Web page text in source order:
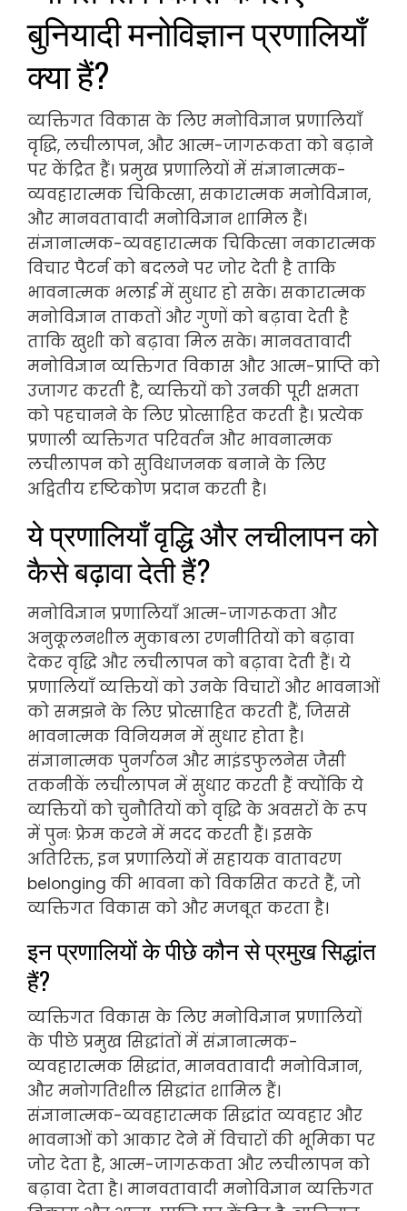
बुनियादी मनोविज्ञान प्रणालियाँ
क्या हैं?
व्यक्तिगत विकास के लिए मनोविज्ञान प्रणालियाँ
वृद्धि, लचीलापन, और आत्म-जागरूकता को बढ़ाने
पर केंद्रित हैं। प्रमुख प्रणालियों में संज्ञानात्मक-
व्यवहारात्मक चिकित्सा, सकारात्मक मनोविज्ञान,
और मानवतावादी मनोविज्ञान शामिल हैं।
संज्ञानात्मक-व्यवहारात्मक चिकित्सा नकारात्मक
विचार पैटर्न को बदलने पर जोर देती है ताकि
भावनात्मक भलाई में सुधार हो सके। सकारात्मक
मनोविज्ञान ताकतों और गुणों को बढ़ावा देती है
ताकि खुशी को बढ़ावा मिल सके। मानवतावादी
मनोविज्ञान व्यक्तिगत विकास और आत्म-प्राप्ति को
उजागर करती है, व्यक्तियों को उनकी पूरी क्षमता
को पहचानने के लिए प्रोत्साहित करती है। प्रत्येक
प्रणाली व्यक्तिगत परिवर्तन और भावनात्मक
लचीलापन को सुविधाजनक बनाने के लिए
अद्वितीय दृष्टिकोण प्रदान करती है।
ये प्रणालियाँ वृद्धि और लचीलापन को
कैसे बढ़ावा देती हैं?
मनोविज्ञान प्रणालियाँ आत्म-जागरूकता और
अनुकूलनशील मुकाबला रणनीतियों को बढ़ावा
देकर वृद्धि और लचीलापन को बढ़ावा देती हैं। ये
प्रणालियाँ व्यक्तियों को उनके विचारों और भावनाओं
को समझने के लिए प्रोत्साहित करती हैं, जिससे
भावनात्मक विनियमन में सुधार होता है।
संज्ञानात्मक पुनर्गठन और माइंडफुलनेस जैसी
तकनीकें लचीलापन में सुधार करती हैं क्योंकि ये
व्यक्तियों को चुनौतियों को वृद्धि के अवसरों के रूप
में पुनः फ्रेम करने में मदद करती हैं। इसके
अतिरिक्त, इन प्रणालियों में सहायक वातावरण
belonging की भावना को विकसित करते हैं, जो
व्यक्तिगत विकास को और मजबूत करता है।
इन प्रणालियों के पीछे कौन से प्रमुख सिद्धांत
हैं?
व्यक्तिगत विकास के लिए मनोविज्ञान प्रणालियों
के पीछे प्रमुख सिद्धांतों में संज्ञानात्मक-
व्यवहारात्मक सिद्धांत, मानवतावादी मनोविज्ञान,
और मनोगतिशील सिद्धांत शामिल हैं।
संज्ञानात्मक-व्यवहारात्मक सिद्धांत व्यवहार और
भावनाओं को आकार देने में विचारों की भूमिका पर
जोर देता है, आत्म-जागरूकता और लचीलापन को
बढ़ावा देता है। मानवतावादी मनोविज्ञान व्यक्तिगत